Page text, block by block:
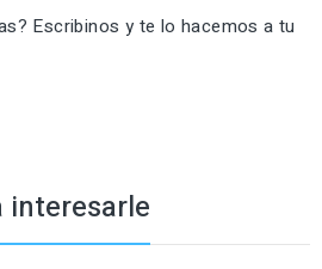
Escribinos y te lo hacemos a tu
interesarle